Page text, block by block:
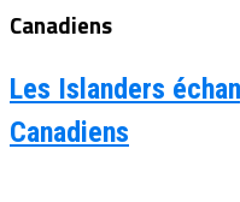
Canadiens
Les Islanders
Canadiens